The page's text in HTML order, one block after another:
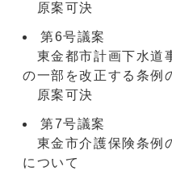
原案可決
第6号議案
東金都市計画下水道
の一部を改正する条例
原案可決
第7号議案
東金市介護保険条例
について